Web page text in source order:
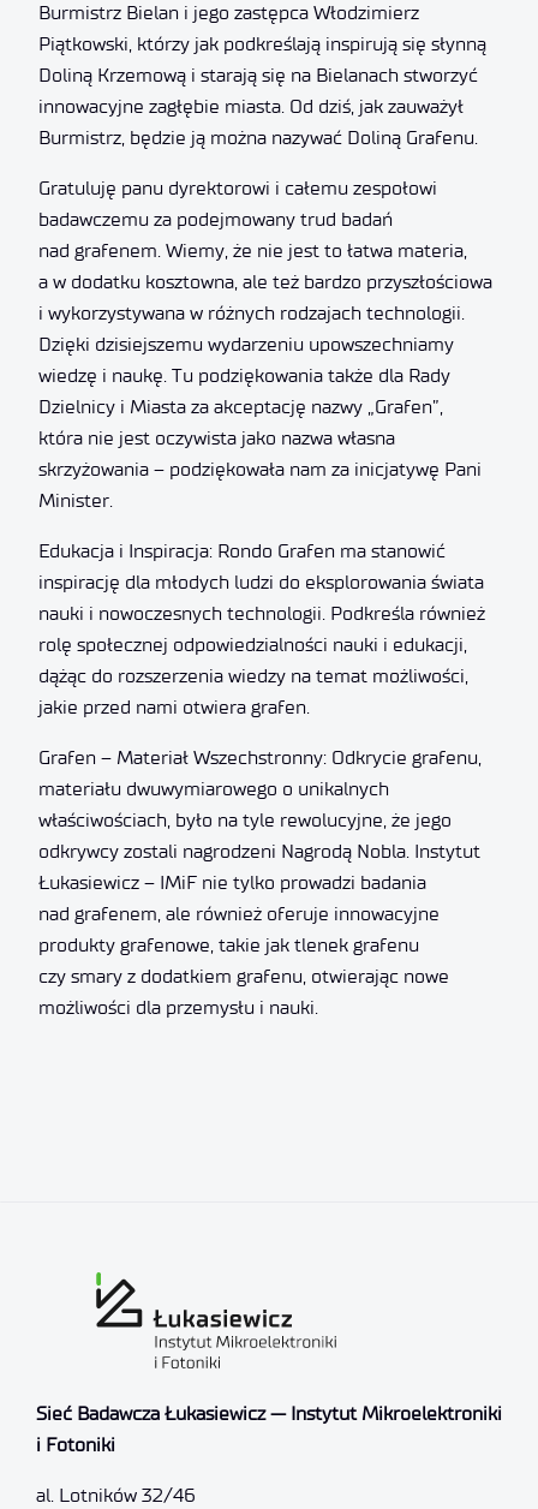
Burmistrz Bielan i jego zastępca Włodzimierz
Piątkowski, którzy jak podkreślają inspirują się słynną
Doliną Krzemową i starają się na Bielanach stworzyć
innowacyjne zagłębie miasta. Od dziś, jak zauważył
Burmistrz, będzie ją można nazywać Doliną Grafenu.
Gratuluję panu dyrektorowi i całemu zespołowi
badawczemu za podejmowany trud badań
nad grafenem. Wiemy, że nie jest to łatwa materia,
a w dodatku kosztowna, ale też bardzo przyszłościowa
i wykorzystywana w różnych rodzajach technologii.
Dzięki dzisiejszemu wydarzeniu upowszechniamy
wiedzę i naukę. Tu podziękowania także dla Rady
Dzielnicy i Miasta za akceptację nazwy „Grafen”,
która nie jest oczywista jako nazwa własna
skrzyżowania – podziękowała nam za inicjatywę Pani
Minister.
Edukacja i Inspiracja: Rondo Grafen ma stanowić
inspirację dla młodych ludzi do eksplorowania świata
nauki i nowoczesnych technologii. Podkreśla również
rolę społecznej odpowiedzialności nauki i edukacji,
dążąc do rozszerzenia wiedzy na temat możliwości,
jakie przed nami otwiera grafen.
Grafen – Materiał Wszechstronny: Odkrycie grafenu,
materiału dwuwymiarowego o unikalnych
właściwościach, było na tyle rewolucyjne, że jego
odkrywcy zostali nagrodzeni Nagrodą Nobla. Instytut
Łukasiewicz – IMiF nie tylko prowadzi badania
nad grafenem, ale również oferuje innowacyjne
produkty grafenowe, takie jak tlenek grafenu
czy smary z dodatkiem grafenu, otwierając nowe
możliwości dla przemysłu i nauki.
Sieć Badawcza Łukasiewicz — Instytut Mikroelektroniki
i Fotoniki
al. Lotników 32/46